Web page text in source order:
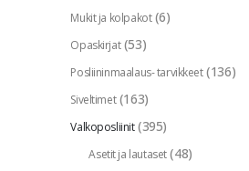
Mukit ja kolpakot (6)
Opaskirjat (53)
Posliininmaalaus- tarvikkeet (136)
Siveltimet (163)
Valkoposliinit (395)
Asetit ja lautaset (48)